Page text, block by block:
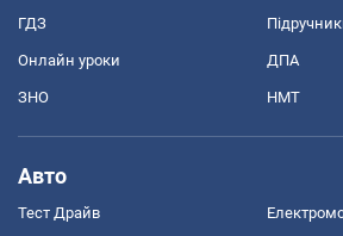
ГДЗ
Онлайн уроки ДПА
ЗНО НМТ
Авто
Тест Драйв